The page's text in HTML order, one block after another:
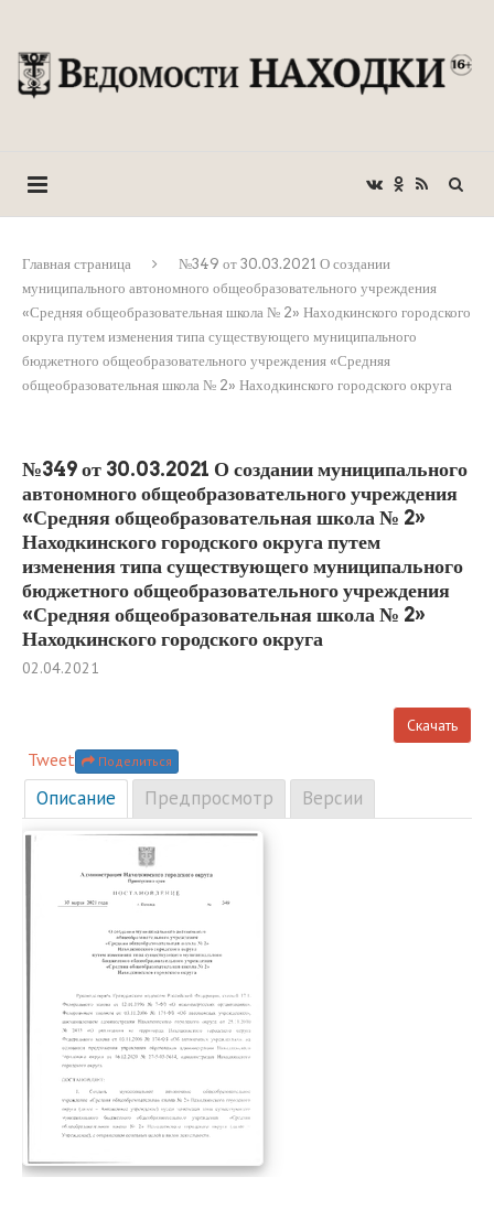
Главная страница
№349 от 30.03.2021 О создании
муниципального автономного общеобразовательного учреждения
«Средняя общеобразовательная школа № 2» Находкинского городского
округа путем изменения типа существующего муниципального
бюджетного общеобразовательного учреждения «Средняя
общеобразовательная школа № 2» Находкинского городского округа
№349 от 30.03.2021 О создании муниципального
автономного общеобразовательного учреждения
«Средняя общеобразовательная школа № 2»
Находкинского городского округа путем
изменения типа существующего муниципального
бюджетного общеобразовательного учреждения
«Средняя общеобразовательная школа № 2»
Находкинского городского округа
02.04.2021
Скачать
Поделиться
Tweet
Описание Предпросмотр Версии